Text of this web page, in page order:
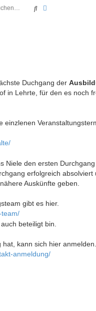
Suche
Duchgang der
in Lehrte, für den es noch
einzlenen
Niele den ersten
erfolgreich absolviert
Auskünfte geben.
gibt es hier.
team/
beteiligt bin.
hat, kann sich hier anmelden.
anmeldung/